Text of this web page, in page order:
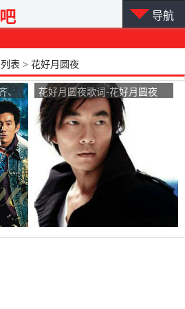
导航
表 > 花好月圆夜
、
花好月圆夜歌词-花好月圆夜
LRC歌词-任贤齐、杨千嬅